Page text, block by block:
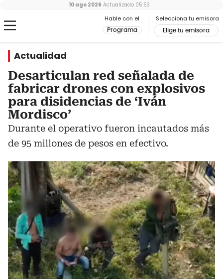
Hable con el
Programa
Selecciona tu emisora
Elige tu emisora
10 ago 2026 Actualizado 05:53
Actualidad
Desarticulan red señalada de
fabricar drones con explosivos
para disidencias de ‘Iván
Mordisco’
Durante el operativo fueron incautados más
de 95 millones de pesos en efectivo.